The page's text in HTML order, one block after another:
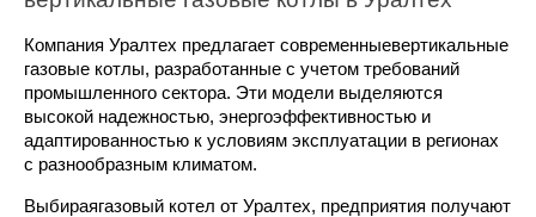
Компания Уралтех предлагает современныевертикальные
газовые котлы, разработанные с учетом требований
промышленного сектора. Эти модели выделяются
высокой надежностью, энергоэффективностью и
адаптированностью к условиям эксплуатации в регионах
с разнообразным климатом.
Выбираягазовый котел от Уралтех, предприятия получают